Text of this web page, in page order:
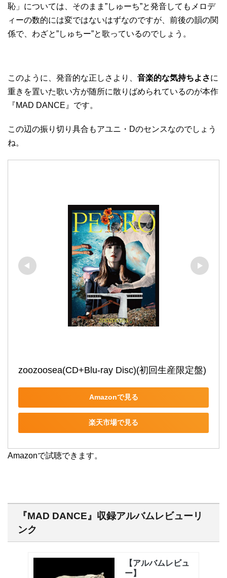
恥」については、そのまま”しゅーち”と発音してもメロデ
ィーの数的には変ではないはずなのですが、前後の韻の関
係で、わざと”しゅちー”と歌っているのでしょう。
このように、発音的な正しさより、 音楽的な気持ちよさに
重きを置いた歌い方が随所に散りばめられているのが本作
『MAD DANCE』です。
この辺の振り切り具合もアユニ・Dのセンスなのでしょう
ね。
zoozoosea(CD+Blu-ray Disc)(初回⽣産限定盤)
Amazonで見る
楽天市場で見る
Amazonで試聴できます。
『MAD DANCE』収録アルバムレビューリ
ンク